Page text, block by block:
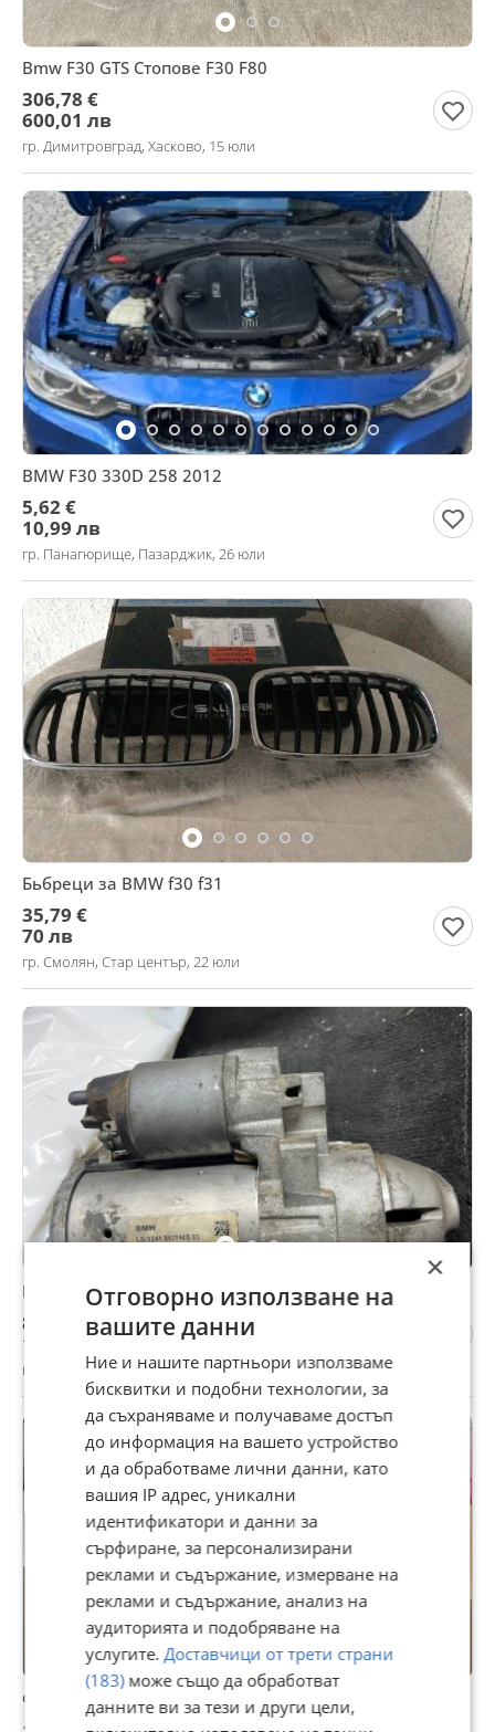
Bmw F30 GTS Стопове F30 F80
306,78 €
600,01 лв
гр. Димитровград, Хасково, 15 юли
BMW F30 330D 258 2012
5,62 €
10,99 лв
гр. Панагюрище, Пазарджик, 26 юли
Бьбреци за BMW f30 f31
35,79 €
70 лв
гр. Смолян, Стар център, 22 юли
BMW F30/31 318d СТАРТЕР
80 €
156,47 лв
гр. Пловдив, Кукленско шосе, 15 юли
Фарове за BMW F30/F31
×
Отговорно използване на
вашите данни
Ние и нашите партньори използваме
бисквитки и подобни технологии, за
да съхраняваме и получаваме достъп
до информация на вашето устройство
и да обработваме лични данни, като
вашия IP адрес, уникални
идентификатори и данни за
сърфиране, за персонализирани
реклами и съдържание, измерване на
реклами и съдържание, анализ на
аудиторията и подобряване на
услугите.Доставчици от трети страни
(183)може също да обработват
данните ви за тези и други цели,